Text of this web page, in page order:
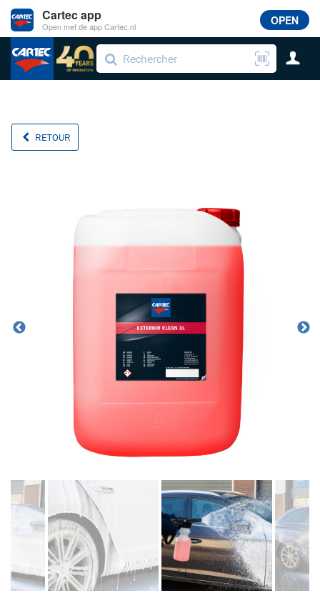
RETOUR
Cartec app
Open met de app Cartec.nl OPEN